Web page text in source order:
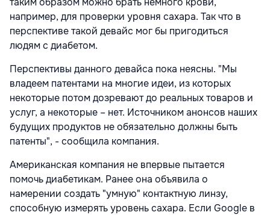
например, для проверки уровня сахара. Так что в
перспективе такой девайс мог бы пригодиться
людям с диабетом.
Перспективы данного девайса пока неясны. "Мы
владеем патентами на многие идеи, из которых
некоторые потом дозревают до реальных товаров и
услуг, а некоторые – нет. Источником анонсов наших
будущих продуктов не обязательно должны быть
патенты", - сообщила компания.
Американская компания не впервые пытается
помочь диабетикам. Ранее она объявила о
намерении создать "умную" контактную линзу,
способную измерять уровень сахара. Если Google в